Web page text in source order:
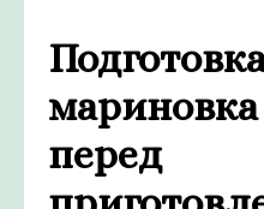
перед